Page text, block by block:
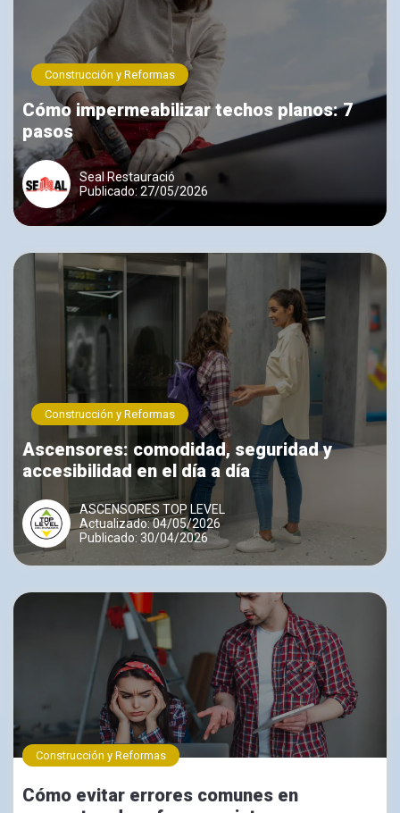
Construcción y Reformas
Cómo impermeabilizar techos planos: 7
pasos
Seal Restauració
Publicado: 27/05/2026
Construcción y Reformas
Ascensores: comodidad, seguridad y
accesibilidad en el día a día
ASCENSORES TOP LEVEL
Actualizado: 04/05/2026
Publicado: 30/04/2026
Construcción y Reformas
Cómo evitar errores comunes en